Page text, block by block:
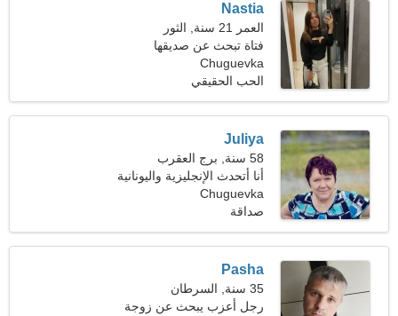
Nastia
العمر 21 سنة, الثور
فتاة تبحث عن صديقها
Chuguevka
الحب الحقيقي
Juliya
58 سنة, برج العقرب
أنا أتحدث الإنجليزية واليونانية
Chuguevka
صداقة
Pasha
35 سنة, السرطان
رجل أعزب يبحث عن زوجة